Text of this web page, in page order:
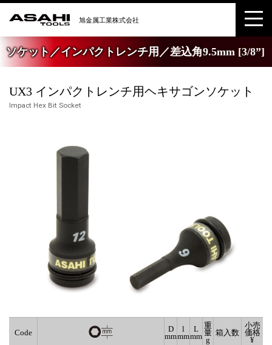
ソケット／インパクトレンチ用／差込角9.5mm [3/8”]
UX3 インパクトレンチ用ヘキサゴンソケット
Impact Hex Bit Socket
Code
D
mm
l
mm
L
mm
重
量
g
箱入数
小売
価格
¥